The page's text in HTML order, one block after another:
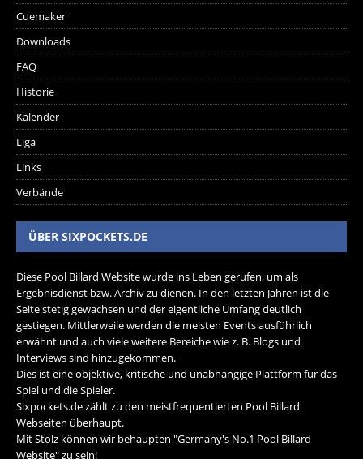
Cuemaker
Downloads
FAQ
Historie
Kalender
Liga
Links
Verbände
ÜBER SIXPOCKETS.DE
Diese Pool Billard Website wurde ins Leben gerufen, um als
Ergebnisdienst bzw. Archiv zu dienen. In den letzten Jahren ist die
Seite stetig gewachsen und der eigentliche Umfang deutlich
gestiegen. Mittlerweile werden die meisten Events ausführlich
erwähnt und auch viele weitere Bereiche wie z. B. Blogs und
Interviews sind hinzugekommen.
Dies ist eine objektive, kritische und unabhängige Plattform für das
Spiel und die Spieler.
Sixpockets.de zählt zu den meistfrequentierten Pool Billard
Webseiten überhaupt.
Mit Stolz können wir behaupten "Germany's No.1 Pool Billard
Website" zu sein!